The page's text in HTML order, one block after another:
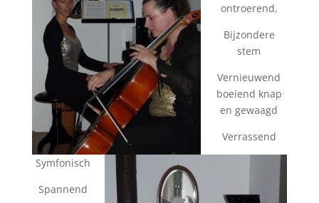
ontroerend,
Bijzondere
stem
Vernieuwend
boeiend knap
en gewaagd
Verrassend
Symfonisch
Spannend